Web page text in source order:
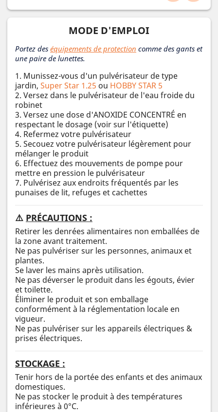
MODE D'EMPLOI
Portez des équipements de protection comme des gants et
une paire de lunettes.
1. Munissez-vous d'un pulvérisateur de type
jardin, Super Star 1.25 ou HOBBY STAR 5
2. Versez dans le pulvérisateur de l'eau froide du
robinet
3. Versez une dose d'ANOXIDE CONCENTRÉ en
respectant le dosage (voir sur l'étiquette)
4. Refermez votre pulvérisateur
5. Secouez votre pulvérisateur légèrement pour
mélanger le produit
6. Effectuez des mouvements de pompe pour
mettre en pression le pulvérisateur
7. Pulvérisez aux endroits fréquentés par les
punaises de lit, refuges et cachettes
⚠️ PRÉCAUTIONS :
Retirer les denrées alimentaires non emballées de
la zone avant traitement.
Ne pas pulvériser sur les personnes, animaux et
plantes.
Se laver les mains après utilisation.
Ne pas déverser le produit dans les égouts, évier
et toilette.
Éliminer le produit et son emballage
conformément à la réglementation locale en
vigueur.
Ne pas pulvériser sur les appareils électriques &
prises électriques.
STOCKAGE :
Tenir hors de la portée des enfants et des animaux
domestiques.
Ne pas stocker le produit à des températures
inférieures à 0°C.